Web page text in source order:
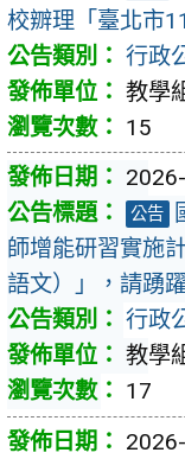
校辧理「臺北市
行政
教學
15
公告
師增能研習實施
語文）」，請踴
行政
教學
17